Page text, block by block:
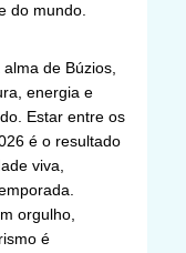
do mundo.
de Búzios,
energia e
Estar entre os
é o resultado
viva,
orgulho,
é